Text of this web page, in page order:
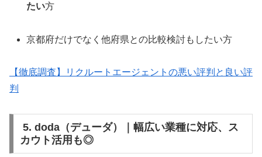
たい方
京都府だけでなく他府県との比較検討もしたい方
【徹底調査】リクルートエージェントの悪い評判と良い評
判
5. doda（デューダ）｜幅広い業種に対応、ス
カウト活用も◎